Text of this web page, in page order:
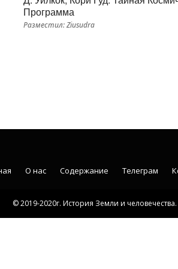
Программа
Разместил: Ziusudra
© 2019-2020г. История Земли и
О нас Содержание Телеграм